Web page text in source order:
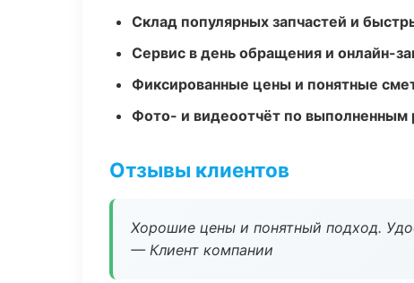
Склад популярных запчастей и
Сервис в день обращения и онлайн-
Фиксированные цены и понятные
Фото- и видеоотчёт по выполненным
Отзывы клиентов
Хорошие цены и понятный подход.
— Клиент компании